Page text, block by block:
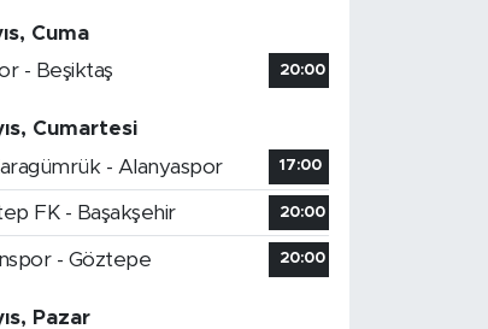
Cuma
- Beşiktaş
20:00
Cumartesi
- Alanyaspor
17:00
FK - Başakşehir 20:00
- Göztepe 20:00
Pazar